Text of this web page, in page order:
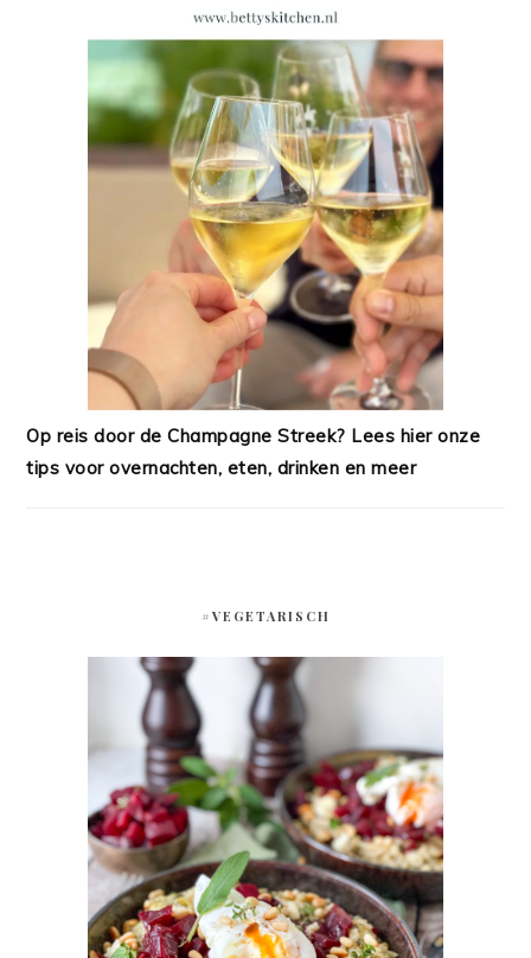
Op reis door de Champagne Streek? Lees hier onze
tips voor overnachten, eten, drinken en meer
#VEGETARISCH